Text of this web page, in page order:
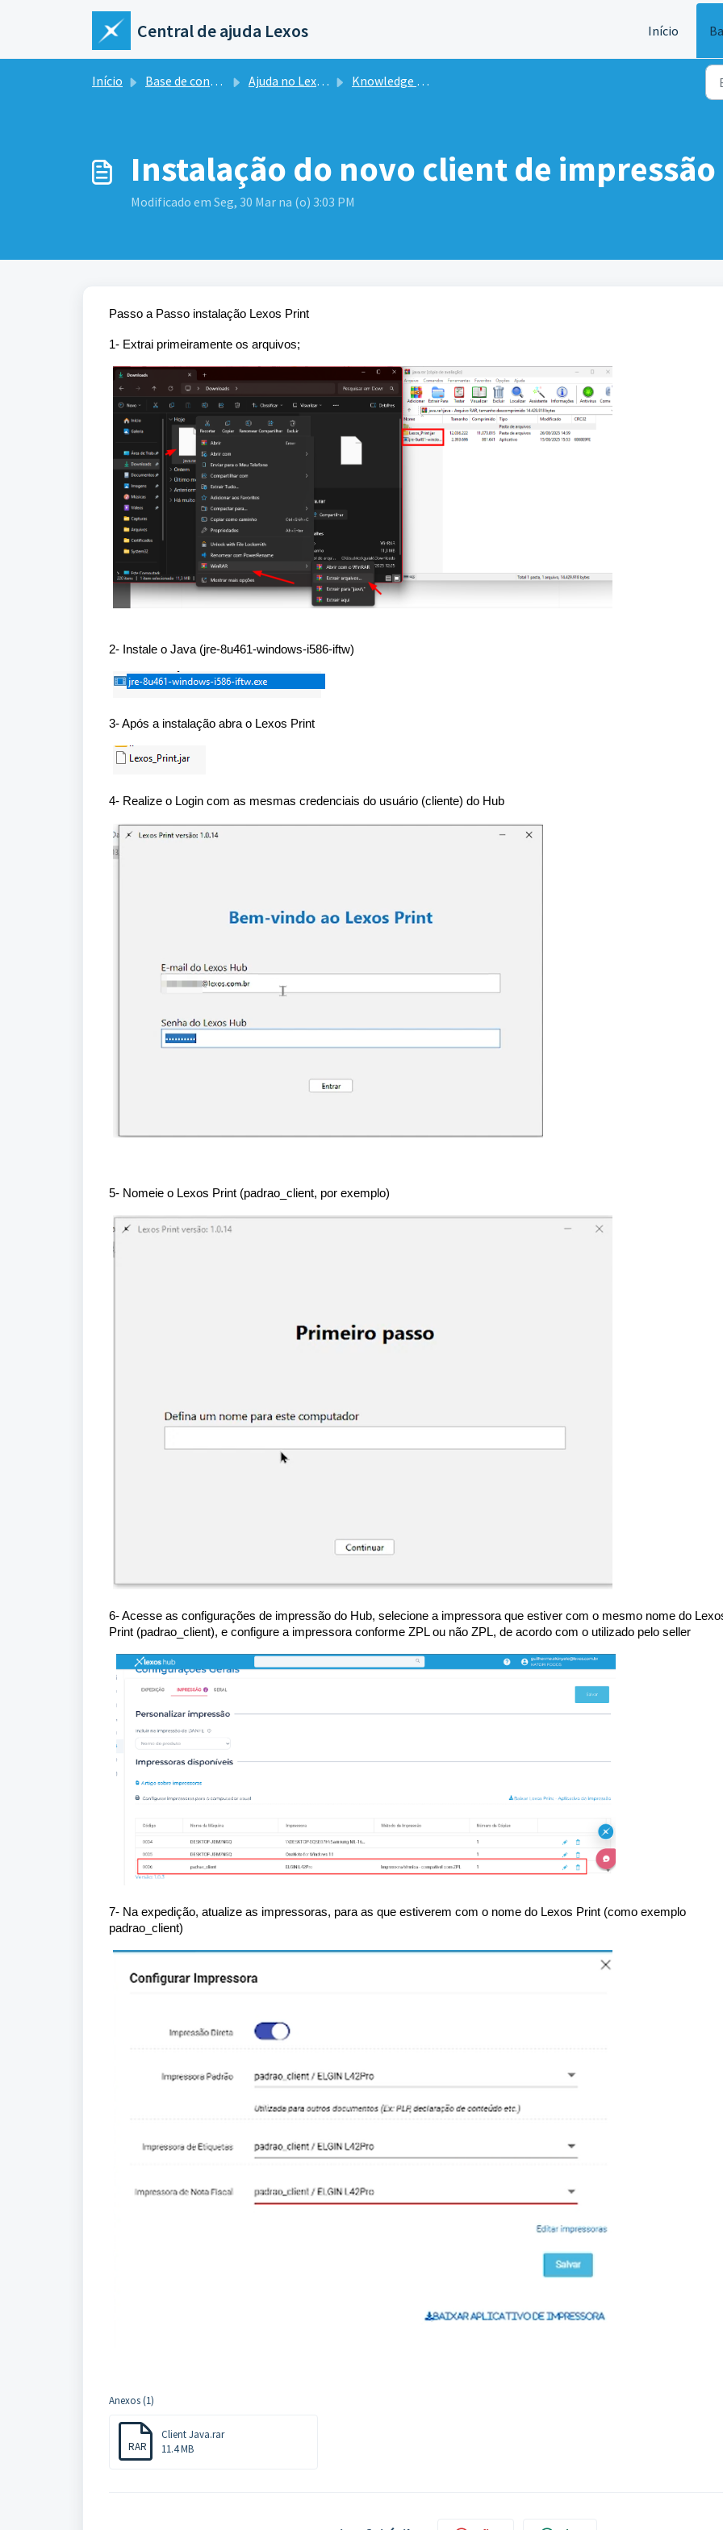
Ir para o conteúdo principal
Central de ajuda Lexos Início
Início Base de conhecimento Ajuda no Lexos Hub Knowledge Base HUB
Instalação do novo client de impressão
Modificado em Seg, 30 Mar na (o) 3:03 PM
Passo a Passo instalação Lexos Print
1- Extrai primeiramente os arquivos;
2- Instale o Java (jre-8u461-windows-i586-iftw)
3- Após a instalação abra o Lexos Print
4- Realize o Login com as mesmas credenciais do usuário (cliente) do Hub
5- Nomeie o Lexos Print (padrao_client, por exemplo)
6- Acesse as configurações de impressão do Hub, selecione a impressora que estiver com o mesmo nome do
Print (padrao_client), e configure a impressora conforme ZPL ou não ZPL, de acordo com o utilizado pelo seller
7- Na expedição, atualize as impressoras, para as que estiverem com o nome do Lexos Print (como exemplo
padrao_client)
Anexos (1)
RAR
Client Java.rar
11.4 MB